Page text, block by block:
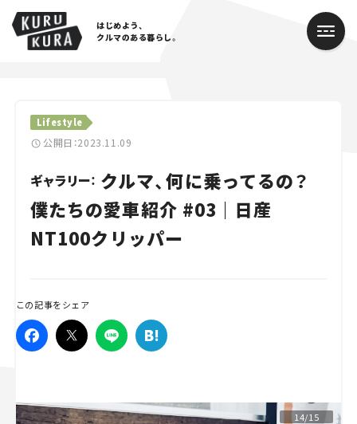
はじめよう、
クルマのある暮らし。
Lifestyle
公開日：2023.11.09
ギャラリー： クルマ、何に乗ってるの？
僕たちの愛車紹介 #03｜日産
NT100クリッパー
この記事をシェア
14/15
Cars
Lifestyle
Traffic
Special
Campaign
人気のハッシュタグ